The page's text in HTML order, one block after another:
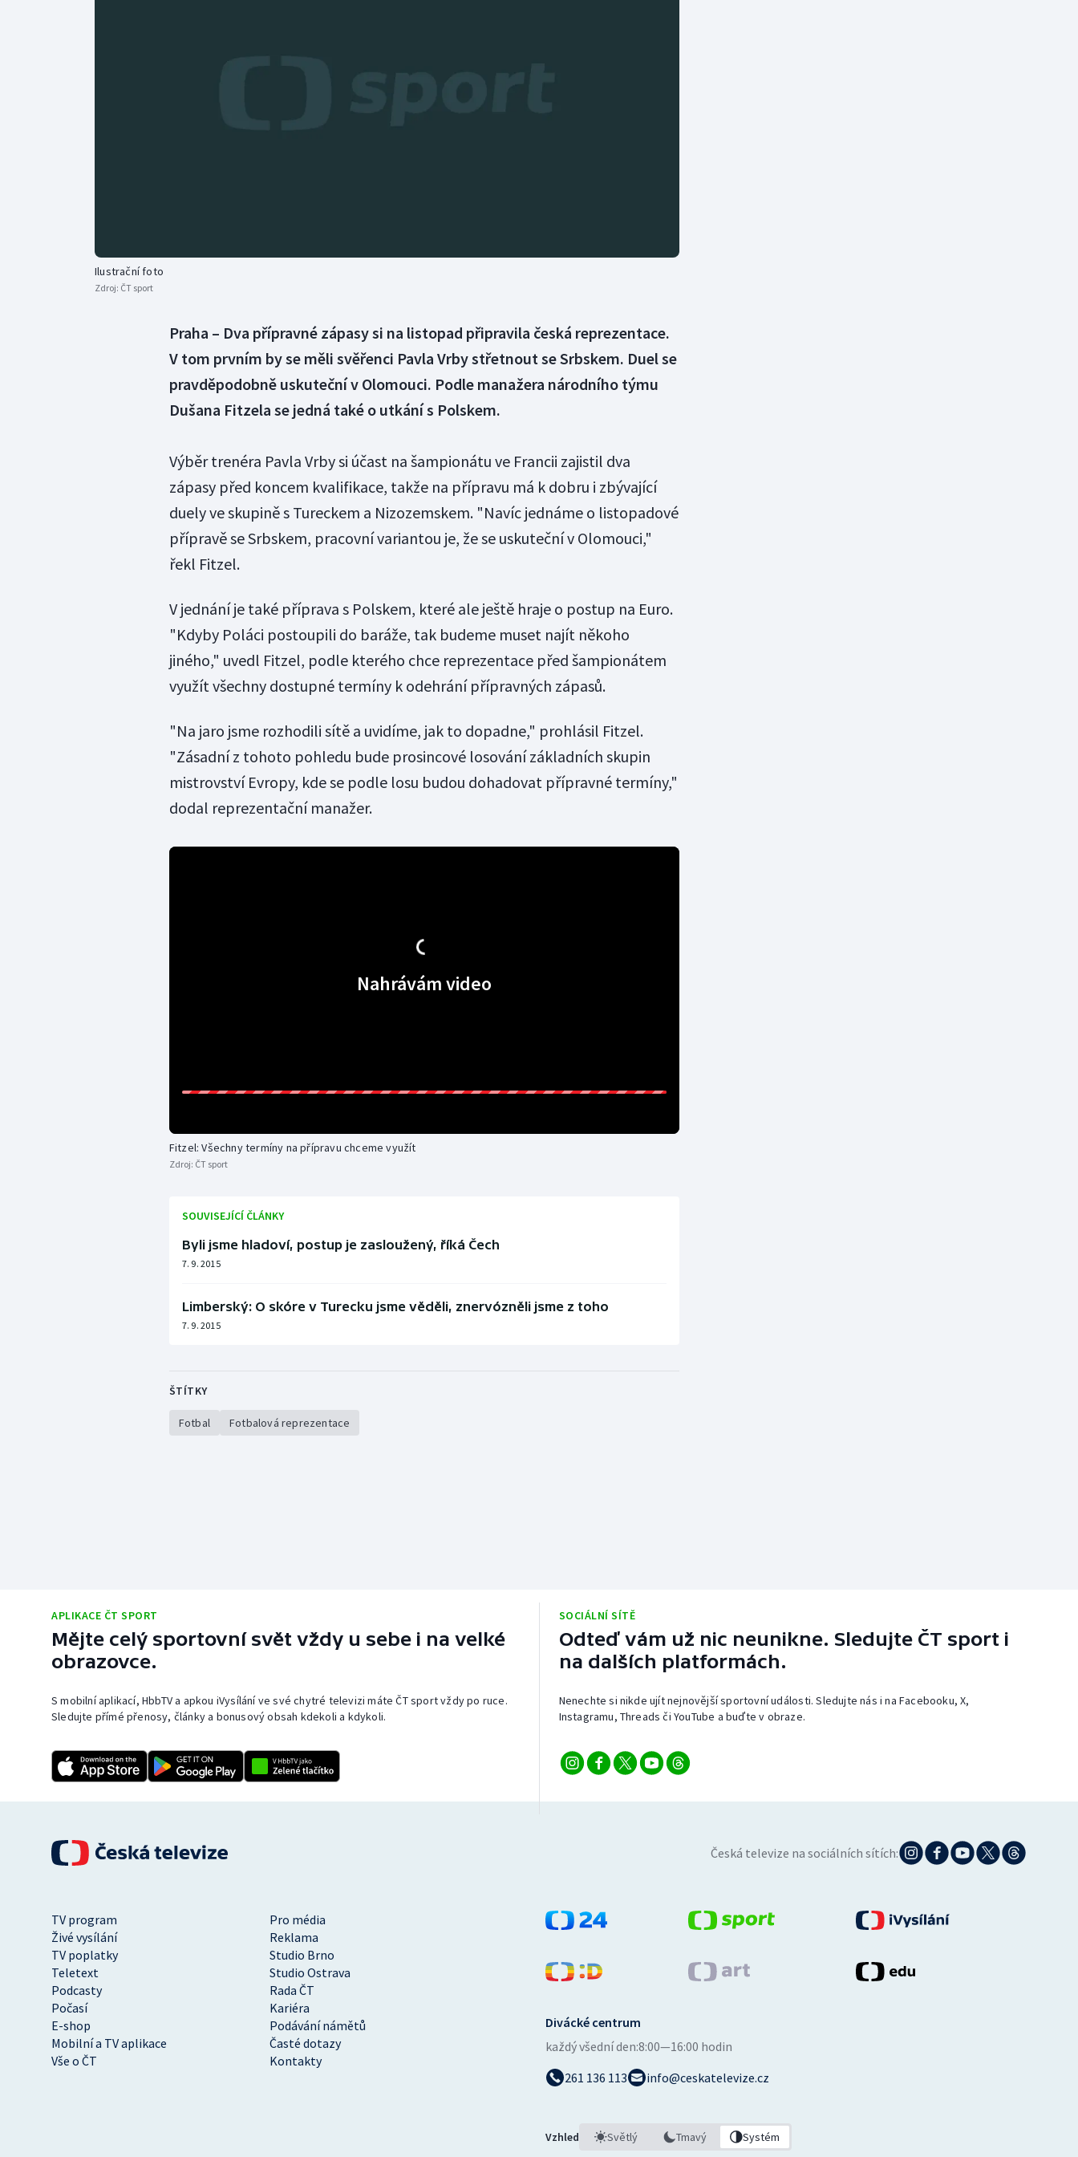
Ilustrační foto
Zdroj: ČT sport
Praha – Dva přípravné zápasy si na listopad připravila česká reprezentace.
V tom prvním by se měli svěřenci Pavla Vrby střetnout se Srbskem. Duel se
pravděpodobně uskuteční v Olomouci. Podle manažera národního týmu
Dušana Fitzela se jedná také o utkání s Polskem.
Výběr trenéra Pavla Vrby si účast na šampionátu ve Francii zajistil dva
zápasy před koncem kvalifikace, takže na přípravu má k dobru i zbývající
duely ve skupině s Tureckem a Nizozemskem. "Navíc jednáme o listopadové
přípravě se Srbskem, pracovní variantou je, že se uskuteční v Olomouci,"
řekl Fitzel.
V jednání je také příprava s Polskem, které ale ještě hraje o postup na Euro.
"Kdyby Poláci postoupili do baráže, tak budeme muset najít někoho
jiného," uvedl Fitzel, podle kterého chce reprezentace před šampionátem
využít všechny dostupné termíny k odehrání přípravných zápasů.
"Na jaro jsme rozhodili sítě a uvidíme, jak to dopadne," prohlásil Fitzel.
"Zásadní z tohoto pohledu bude prosincové losování základních skupin
mistrovství Evropy, kde se podle losu budou dohadovat přípravné termíny,"
dodal reprezentační manažer.
Nahrávám video
Fitzel: Všechny termíny na přípravu chceme využít
Zdroj: ČT sport
SOUVISEJÍCÍ ČLÁNKY
Byli jsme hladoví, postup je zasloužený, říká Čech
7. 9. 2015
Limberský: O skóre v Turecku jsme věděli, znervózněli jsme z toho
7. 9. 2015
ŠTÍTKY
Fotbal Fotbalová reprezentace
APLIKACE ČT SPORT
Mějte celý sportovní svět vždy u sebe i na velké
obrazovce.
S mobilní aplikací, HbbTV a apkou iVysílání ve své chytré televizi máte ČT sport vždy po ruce.
Sledujte přímé přenosy, články a bonusový obsah kdekoli a kdykoli.
SOCIÁLNÍ SÍTĚ
Odteď vám už nic neunikne. Sledujte ČT sport i
na dalších platformách.
Nenechte si nikde ujít nejnovější sportovní události. Sledujte nás i na Facebooku, X,
Instagramu, Threads či YouTube a buďte v obraze.
Česká televize na sociálních sítích:
TV program
Pro média
Živé vysílání
Reklama
TV poplatky
Studio Brno
Teletext
Studio Ostrava
Podcasty
Rada ČT
Počasí
Kariéra
E-shop
Podávání námětů
Mobilní a TV aplikace
Časté dotazy
Vše o ČT
Kontakty
Divácké centrum
každý všední den:8:00—16:00 hodin
261 136 113
info@ceskatelevize.cz
Vzhled Světlý Tmavý Systém